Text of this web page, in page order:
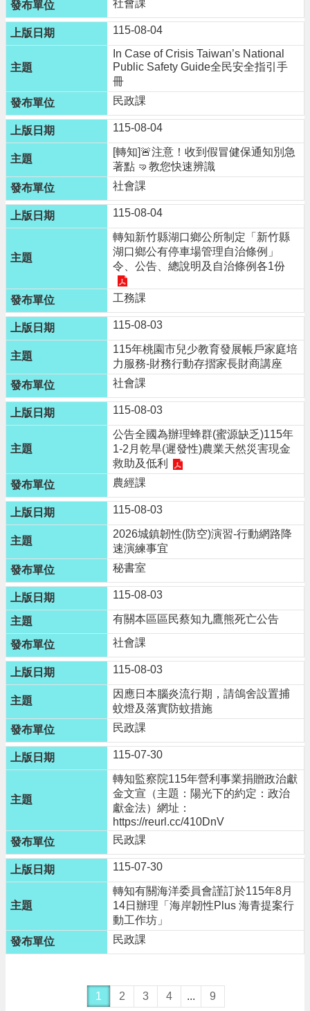
網
站
導
政
信
箱
常
問
題
桃
市
E
n
g
i
h
隱
私
權
政
政
府
網
站
料
開
放
宣
告
網
站
安
全
策
社會課
115-08-04
In Case of Crisis Taiwan’s National
Public Safety Guide全民安全指引手
冊
民政課
115-08-04
[轉知]🚨注意！收到假冒健保通知別急
著點 🤜教您快速辨識
社會課
115-08-04
轉知新竹縣湖口鄉公所制定「新竹縣
湖口鄉公有停車場管理自治條例」
令、公告、總說明及自治條例各1份
工務課
115-08-03
115年桃園市兒少教育發展帳戶家庭培
力服務-財務行動存摺家長財商講座
社會課
115-08-03
公告全國為辦理蜂群(蜜源缺乏)115年
1-2月乾旱(遲發性)農業天然災害現金
救助及低利
農經課
115-08-03
2026城鎮韌性(防空)演習-行動網路降
速演練事宜
秘書室
115-08-03
有關本區區民蔡知九鷹熊死亡公告
社會課
115-08-03
因應日本腦炎流行期，請鴿舍設置捕
蚊燈及落實防蚊措施
民政課
115-07-30
轉知監察院115年營利事業捐贈政治獻
金文宣（主題：陽光下的約定：政治
獻金法）網址：
https://reurl.cc/410DnV
民政課
115-07-30
轉知有關海洋委員會謹訂於115年8月
14日辦理「海岸韌性Plus 海青提案行
動工作坊」
民政課
1 2 3 4 ... 9